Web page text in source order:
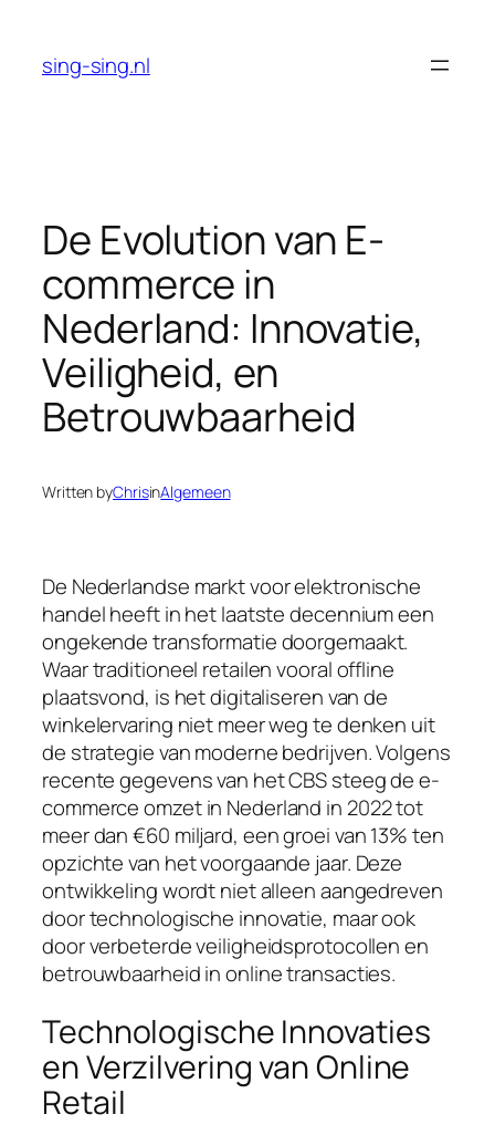
content
sing-sing.nl
De Evolution van E-
commerce in
Nederland: Innovatie,
Veiligheid, en
Betrouwbaarheid
Written byChrisinAlgemeen
De Nederlandse markt voor elektronische
handel heeft in het laatste decennium een
ongekende transformatie doorgemaakt.
Waar traditioneel retailen vooral offline
plaatsvond, is het digitaliseren van de
winkelervaring niet meer weg te denken uit
de strategie van moderne bedrijven. Volgens
recente gegevens van het CBS steeg de e-
commerce omzet in Nederland in 2022 tot
meer dan€60 miljard, een groei van 13% ten
opzichte van het voorgaande jaar. Deze
ontwikkeling wordt niet alleen aangedreven
door technologische innovatie, maar ook
door verbeterde veiligheidsprotocollen en
betrouwbaarheid in online transacties.
Technologische Innovaties
en Verzilvering van Online
Retail